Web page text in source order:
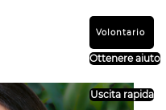
Uscita rapida
Ottenere aiuto
Volontario